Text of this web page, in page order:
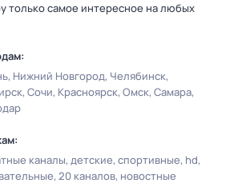
только самое интересное на любых
Нижний Новгород Челябинск
Сочи Красноярск Омск Самара
каналы детские спортивные hd
20 каналов новостные